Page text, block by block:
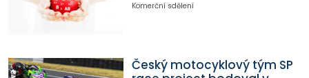
Komerční sdělení
Český motocyklový tým SP